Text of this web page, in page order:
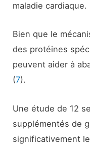
maladie cardiaque.
Bien que le
des protéines
peuvent aider à
(7).
Une étude de 12
supplémentés de
significativement